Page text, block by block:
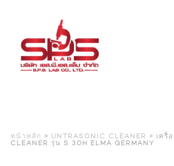
หน้าหลัก > UNTRASONIC CLEANER
> เครื่
CLEANER รุ่น S 30H ELMA GERMANY